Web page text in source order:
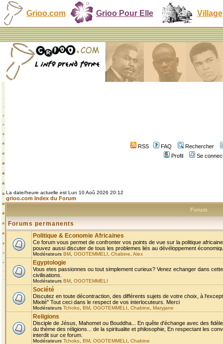
Grioo.com Grioo Pour Elle Village
RSS FAQ
Rechercher
Profil
Se
La date/heure actuelle est Lun 10 Aoû 2026 20:12
grioo.com Index du Forum
Forum
Forums permanents
Politique & Economie Africaines
Ce forum vous permet de confronter vos points de vue sur la politique
pouvez aussi discuter de tous les problemes liés au dévéloppement
Modérateurs BM OGOTEMMELI Chabine Alex
Egyptologie
Vous etes passionnes ou tout simplement curieux? Venez echanger dans
civilisations.
Modérateurs BM OGOTEMMELI
Société
Discutez en toute décontraction, des différents sujets de votre choix, à
Mixité" Tout ceci dans le respect de vos interlocuteurs. Merci
Modérateurs Tchoko BM OGOTEMMELI Chabine Maryjane
Religions
Disciple de Jésus, Mahomet ou Bouddha... En quête d'échange avec des
du thème des réligions... de la spiritualite et philosophie, En respectant les
interdit sur ce forum.
Modérateurs Tchoko BM OGOTEMMELI Chabine